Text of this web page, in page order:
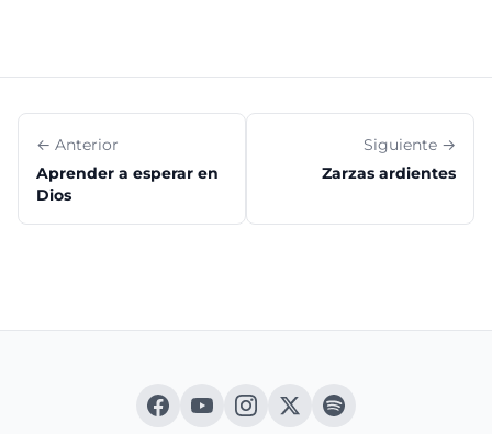
← Anterior
Aprender a esperar en
Dios
Siguiente →
Zarzas ardientes